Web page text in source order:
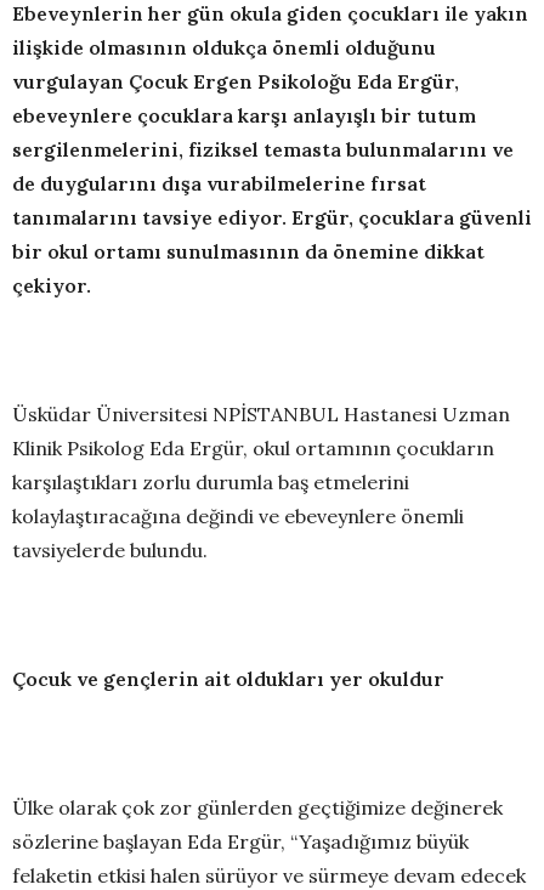
Ebeveynlerin her gün okula giden çocukları ile yakın
ilişkide olmasının oldukça önemli olduğunu
vurgulayan Çocuk Ergen Psikoloğu Eda Ergür,
ebeveynlere çocuklara karşı anlayışlı bir tutum
sergilenmelerini, fiziksel temasta bulunmalarını ve
de duygularını dışa vurabilmelerine fırsat
tanımalarını tavsiye ediyor. Ergür, çocuklara güvenli
bir okul ortamı sunulmasının da önemine dikkat
çekiyor.
Üsküdar Üniversitesi NPİSTANBUL Hastanesi Uzman
Klinik Psikolog Eda Ergür, okul ortamının çocukların
karşılaştıkları zorlu durumla baş etmelerini
kolaylaştıracağına değindi ve ebeveynlere önemli
tavsiyelerde bulundu.
Çocuk ve gençlerin ait oldukları yer okuldur
Ülke olarak çok zor günlerden geçtiğimize değinerek
sözlerine başlayan Eda Ergür, “Yaşadığımız büyük
felaketin etkisi halen sürüyor ve sürmeye devam edecek